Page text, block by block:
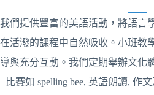
我們提供豐富的美語活動，將語言
在活潑的課程中自然吸收。小班教
導與充分互動。我們定期舉辦文化
比賽如 spelling bee, 英語朗讀, 作